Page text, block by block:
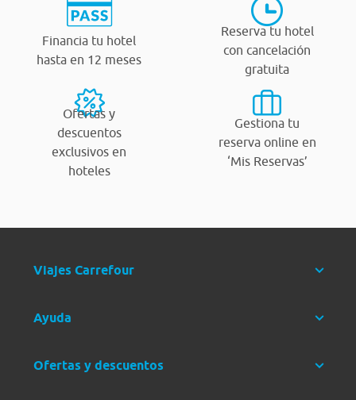
Financia tu hotel
hasta en 12 meses
Reserva tu hotel
con cancelación
gratuita
Ofertas y
descuentos
exclusivos en
hoteles
Gestiona tu
reserva online en
‘Mis Reservas’
Viajes Carrefour
Ayuda
Ofertas y descuentos